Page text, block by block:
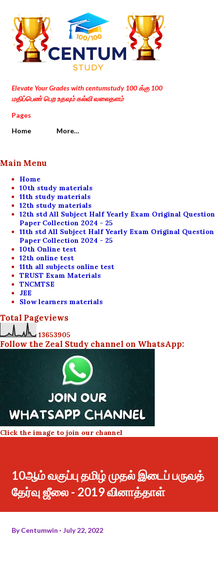
Skip to main content
Elevate Your Grades with centumstudy 100 க்கு 100
மதிப்பெண் பெற உதவும் கல்வி வலைதளம்
Pages
Home
More…
Main Menu
Home
10th study materials
11th study materials
12th study materials
12th std All Subject Half Yearly Exam Original Question
Paper Collection 2024 - 25
11th std All Subject Half Yearly Exam Original Question
Paper Collection 2024 - 25
10th Online test
12th online test
11th all subjects online test
TRUST Exam Materials
TNCMTSE
JEE
Slow learners materials
Total Pageviews
13653905
Follow the Zeal Study channel on WhatsApp:
Click the image to join our channel
10ஆம் வகுப்பு தமிழ் முதல் இடைப் பருவத்
தேர்வு ஜீலை - 2019 வினாத்தாள்
ByCentumwin July 22, 2022